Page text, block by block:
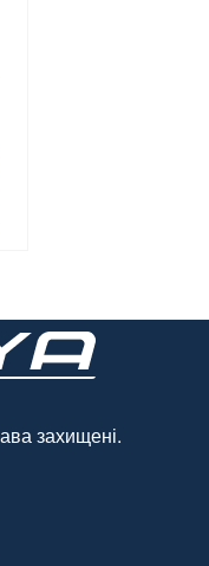
захищені.